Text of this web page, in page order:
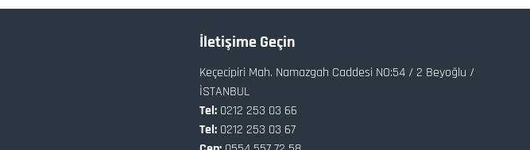
İletişime Geçin
Keçecipiri Mah. Namazgah Caddesi NO:54 / 2 Beyoğlu /
İSTANBUL
Tel: 0212 253 03 66
Tel: 0212 253 03 67